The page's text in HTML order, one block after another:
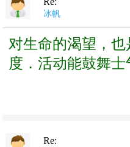
冰帆
对生命的渴望，
度．活动能鼓舞士
Re: